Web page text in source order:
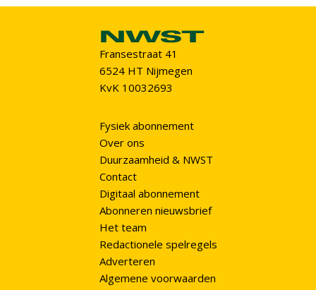
Fransestraat 41
6524 HT Nijmegen
KvK 10032693
Fysiek abonnement
Over ons
Duurzaamheid & NWST
Contact
Digitaal abonnement
Abonneren nieuwsbrief
Het team
Redactionele spelregels
Adverteren
Algemene voorwaarden